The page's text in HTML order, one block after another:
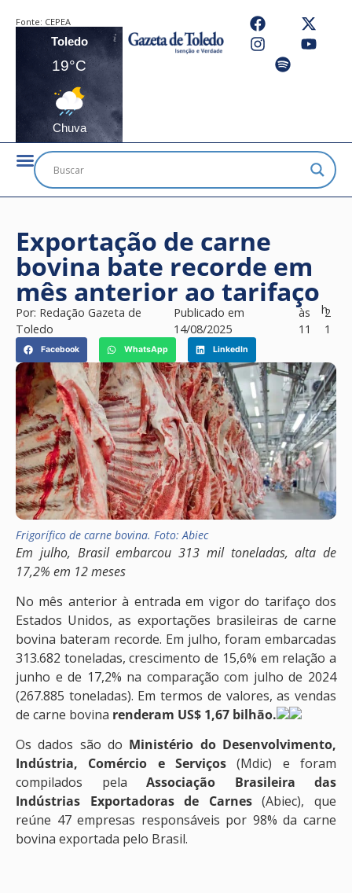
Fonte: CEPEA
Toledo
19°C
Chuva
Exportação de carne
bovina bate recorde em
mês anterior ao tarifaço
Por: Redação Gazeta de
Toledo
Publicado em
14/08/2025
às
11
h2
1
Facebook WhatsApp LinkedIn
Frigorífico de carne bovina. Foto: Abiec
Em julho, Brasil embarcou 313 mil toneladas, alta de
17,2% em 12 meses
No mês anterior à entrada em vigor do tarifaço dos
Estados Unidos, as exportações brasileiras de carne
bovina bateram recorde. Em julho, foram embarcadas
313.682 toneladas, crescimento de 15,6% em relação a
junho e de 17,2% na comparação com julho de 2024
(267.885 toneladas). Em termos de valores, as vendas
de carne bovina renderam US$ 1,67 bilhão.
Os dados são do Ministério do Desenvolvimento,
Indústria, Comércio e Serviços (Mdic) e foram
compilados pela Associação Brasileira das
Indústrias Exportadoras de Carnes(Abiec), que
reúne 47 empresas responsáveis por 98% da carne
bovina exportada pelo Brasil.